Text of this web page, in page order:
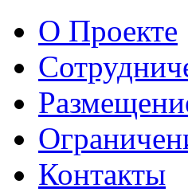
О Проекте
Контакты